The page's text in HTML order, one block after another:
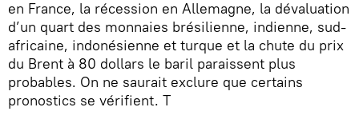
en France, la récession en Allemagne, la dévaluation
d’un quart des monnaies brésilienne, indienne, sud-
africaine, indonésienne et turque et la chute du prix
du Brent à 80 dollars le baril paraissent plus
probables. On ne saurait exclure que certains
pronostics se vérifient. T